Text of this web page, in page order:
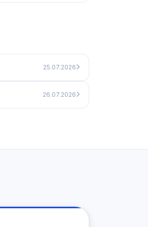
25.07.2026
26.07.2026